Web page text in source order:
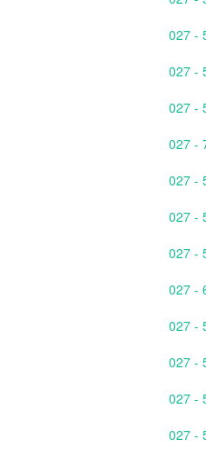
027 -
027 -
027 -
027 -
027 -
027 -
027 -
027 -
027 -
027 -
027 -
027 -